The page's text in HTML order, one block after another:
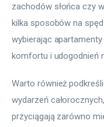
zachodów słońca czy
kilka sposobów na
wybierając
komfortu i udogodnień
Warto również
wydarzeń
przyciągają zarówno